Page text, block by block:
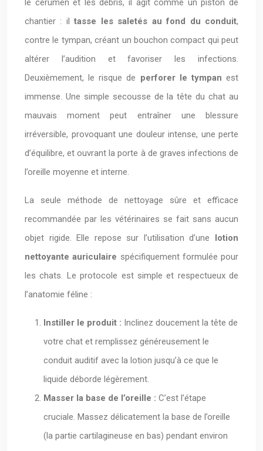
le cérumen et les débris, il agit comme un piston de
chantier : iltasse les saletés au fond du conduit,
contre le tympan, créant un bouchon compact qui peut
altérer l’audition et favoriser les infections.
Deuxièmement, le risque de perforer le tympan est
immense. Une simple secousse de la tête du chat au
mauvais moment peut entraîner une blessure
irréversible, provoquant une douleur intense, une perte
d’équilibre, et ouvrant la porte à de graves infections de
l’oreille moyenne et interne.
La seule méthode de nettoyage sûre et efficace
recommandée par les vétérinaires se fait sans aucun
objet rigide. Elle repose sur l’utilisation d’une
lotion
nettoyante auriculaire spécifiquement formulée pour
les chats. Le protocole est simple et respectueux de
l’anatomie féline :
Instiller le produit : Inclinez doucement la tête de
votre chat et remplissez généreusement le
conduit auditif avec la lotion jusqu’à ce que le
liquide déborde légèrement.
Masser la base de l’oreille : C’est l’étape
cruciale. Massez délicatement la base de l’oreille
(la partie cartilagineuse en bas) pendant environ